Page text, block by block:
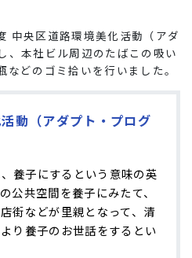
中央区道路環境美化活動（アダ
、本社ビル周辺のたばこの吸い
どのゴミ拾いを行いました。
動（アダプト・プログ
養子にするという意味の英
公共空間を養子にみたて、
街などが里親となって、清
り養子のお世話をするとい